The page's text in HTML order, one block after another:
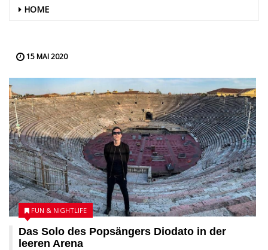
HOME
15 MAI 2020
Das Solo des Popsängers Diodato in der
leeren Arena
FUN & NIGHTLIFE